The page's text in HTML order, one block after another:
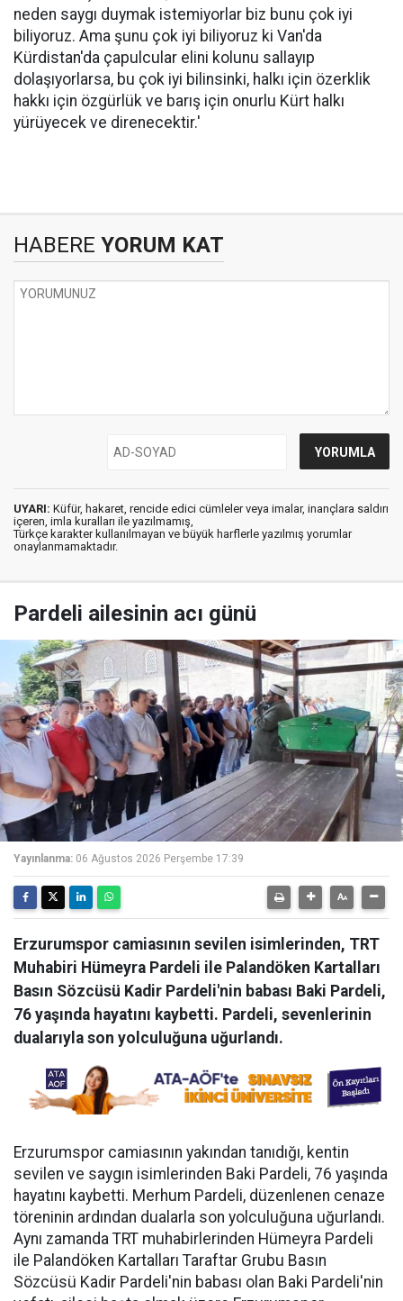
neden saygı duymak istemiyorlar biz bunu çok iyi
biliyoruz. Ama şunu çok iyi biliyoruz ki Van'da
Kürdistan'da çapulcular elini kolunu sallayıp
dolaşıyorlarsa, bu çok iyi bilinsinki, halkı için özerklik
hakkı için özgürlük ve barış için onurlu Kürt halkı
yürüyecek ve direnecektir.'
HABERE YORUM KAT
UYARI: Küfür, hakaret, rencide edici cümleler veya imalar, inançlara saldırı
içeren, imla kuralları ile yazılmamış,
Türkçe karakter kullanılmayan ve büyük harflerle yazılmış yorumlar
onaylanmamaktadır.
Pardeli ailesinin acı günü
Yayınlanma: 06 Ağustos 2026 Perşembe 17:39
Erzurumspor camiasının sevilen isimlerinden, TRT
Muhabiri Hümeyra Pardeli ile Palandöken Kartalları
Basın Sözcüsü Kadir Pardeli'nin babası Baki Pardeli,
76 yaşında hayatını kaybetti. Pardeli, sevenlerinin
dualarıyla son yolculuğuna uğurlandı.
Erzurumspor camiasının yakından tanıdığı, kentin
sevilen ve saygın isimlerinden Baki Pardeli, 76 yaşında
hayatını kaybetti. Merhum Pardeli, düzenlenen cenaze
töreninin ardından dualarla son yolculuğuna uğurlandı.
Aynı zamanda TRT muhabirlerinden Hümeyra Pardeli
ile Palandöken Kartalları Taraftar Grubu Basın
Sözcüsü Kadir Pardeli'nin babası olan Baki Pardeli'nin